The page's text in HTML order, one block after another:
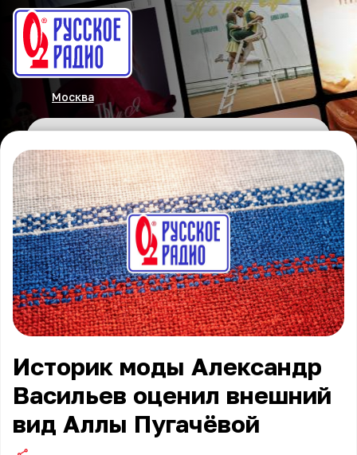
Москва
Историк моды Александр
Васильев оценил внешний
вид Аллы Пугачёвой